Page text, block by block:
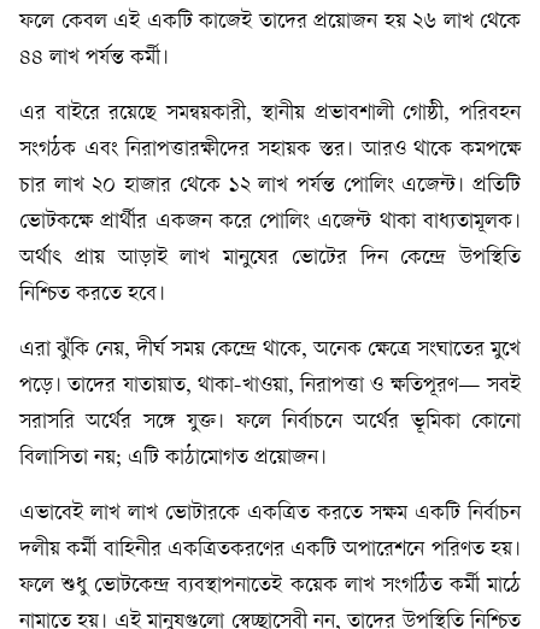
ফলে কেবল এই একটি কাজেই তাদের প্রয়োজন হয় ২৬ লাখ থেকে
৪৪ লাখ পর্যন্ত কর্মী।
এর বাইরে রয়েছে সমন্বয়কারী, স্থানীয় প্রভাবশালী গোষ্ঠী, পরিবহন
সংগঠক এবং নিরাপত্তারক্ষীদের সহায়ক স্তর। আরও থাকে কমপক্ষে
চার লাখ ২০ হাজার থেকে ১২ লাখ পর্যন্ত পোলিং এজেন্ট। প্রতিটি
ভোটকক্ষে প্রার্থীর একজন করে পোলিং এজেন্ট থাকা বাধ্যতামূলক।
অর্থাৎ প্রায় আড়াই লাখ মানুষের ভোটের দিন কেন্দ্রে উপস্থিতি
নিশ্চিত করতে হবে।
এরা ঝুঁকি নেয়, দীর্ঘ সময় কেন্দ্রে থাকে, অনেক ক্ষেত্রে সংঘাতের মুখে
পড়ে। তাদের যাতায়াত, থাকা-খাওয়া, নিরাপত্তা ও ক্ষতিপূরণ— সবই
সরাসরি অর্থের সঙ্গে যুক্ত। ফলে নির্বাচনে অর্থের ভূমিকা কোনো
বিলাসিতা নয়; এটি কাঠামোগত প্রয়োজন।
এভাবেই লাখ লাখ ভোটারকে একত্রিত করতে সক্ষম একটি নির্বাচন
দলীয় কর্মী বাহিনীর একত্রিতকরণের একটি অপারেশনে পরিণত হয়।
ফলে শুধু ভোটকেন্দ্র ব্যবস্থাপনাতেই কয়েক লাখ সংগঠিত কর্মী মাঠে
নামাতে হয়। এই মানুষগুলো স্বেচ্ছাসেবী নন, তাদের উপস্থিতি নিশ্চিত